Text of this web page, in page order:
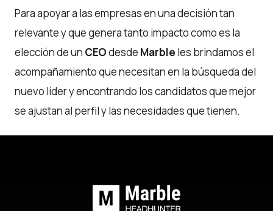
Para apoyar a las empresas en una decisión tan
relevante y que genera tanto impacto como es la
elección de un CEOdesde Marble les brindamos el
acompañamiento que necesitan en la búsqueda del
nuevo líder y encontrando los candidatos que mejor
se ajustan al perfil y las necesidades que tienen.